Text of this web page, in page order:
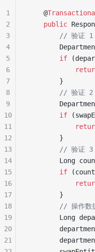
    @
    public
        // 验证 1
        if
(
        }
        // 验证 2
        if
(
        }
        // 验证 3
        Long
        if
(count
        }
// 操作数
        Long
1
2
3
4
5
6
7
8
9
10
11
12
13
14
15
16
17
18
19
20
21